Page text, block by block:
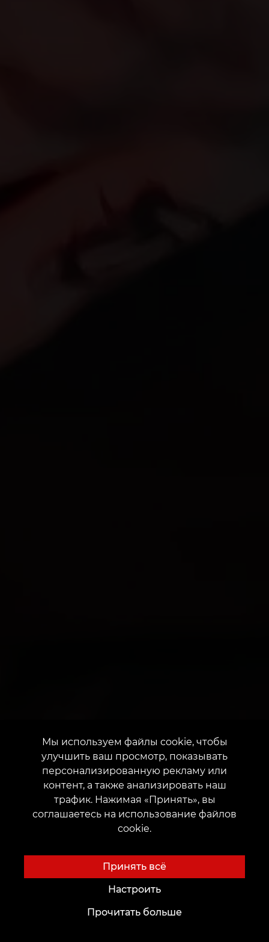
Мы используем файлы cookie, чтобы
улучшить ваш просмотр, показывать
персонализированную рекламу или
контент, а также анализировать наш
трафик. Нажимая «Принять», вы
соглашаетесь на использование файлов
cookie.
Принять всё
Настроить
Прочитать больше